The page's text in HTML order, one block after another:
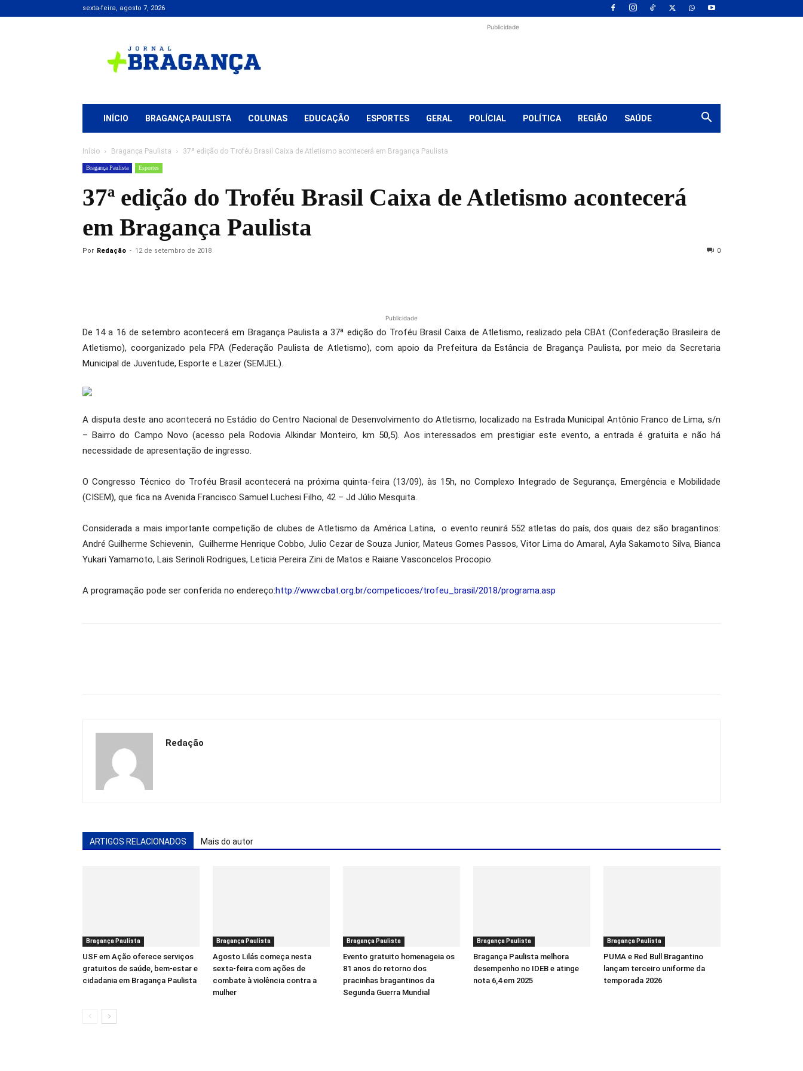
sexta-feira, agosto 7, 2026
+
Bragança
Publicidade
INÍCIO BRAGANÇA PAULISTA COLUNAS EDUCAÇÃO ESPORTES GERAL POLÍCIAL POLÍTICA REGIÃO SAÚDE
Início Bragança Paulista 37ª edição do Troféu Brasil Caixa de Atletismo acontecerá em Bragança Paulista
Bragança Paulista Esportes
37ª edição do Troféu Brasil Caixa de Atletismo acontecerá
em Bragança Paulista
Por Redação - 12 de setembro de 2018 0
Publicidade
De 14 a 16 de setembro acontecerá em Bragança Paulista a 37ª edição do Troféu Brasil Caixa de Atletismo, realizado pela CBAt (Confederação Brasileira de
Atletismo), coorganizado pela FPA (Federação Paulista de Atletismo), com apoio da Prefeitura da Estância de Bragança Paulista, por meio da Secretaria
Municipal de Juventude, Esporte e Lazer (SEMJEL).
A disputa deste ano acontecerá no Estádio do Centro Nacional de Desenvolvimento do Atletismo, localizado na Estrada Municipal Antônio Franco de Lima, s/n
– Bairro do Campo Novo (acesso pela Rodovia Alkindar Monteiro, km 50,5). Aos interessados em prestigiar este evento, a entrada é gratuita e não há
necessidade de apresentação de ingresso.
O Congresso Técnico do Troféu Brasil acontecerá na próxima quinta-feira (13/09), às 15h, no Complexo Integrado de Segurança, Emergência e Mobilidade
(CISEM), que fica na Avenida Francisco Samuel Luchesi Filho, 42 – Jd Júlio Mesquita.
Considerada a mais importante competição de clubes de Atletismo da América Latina, o evento reunirá 552 atletas do país, dos quais dez são bragantinos:
André Guilherme Schievenin, Guilherme Henrique Cobbo, Julio Cezar de Souza Junior, Mateus Gomes Passos, Vitor Lima do Amaral, Ayla Sakamoto Silva, Bianca
Yukari Yamamoto, Lais Serinoli Rodrigues, Leticia Pereira Zini de Matos e Raiane Vasconcelos Procopio.
A programação pode ser conferida no endereço:http://www.cbat.org.br/competicoes/trofeu_brasil/2018/programa.asp
Redação
ARTIGOS RELACIONADOS Mais do autor
Bragança Paulista
USF em Ação oferece serviços
gratuitos de saúde, bem-estar e
cidadania em Bragança Paulista
Bragança Paulista
Agosto Lilás começa nesta
sexta-feira com ações de
combate à violência contra a
mulher
Bragança Paulista
Evento gratuito homenageia os
81 anos do retorno dos
pracinhas bragantinos da
Segunda Guerra Mundial
Bragança Paulista
Bragança Paulista melhora
desempenho no IDEB e atinge
nota 6,4 em 2025
Bragança Paulista
PUMA e Red Bull Bragantino
lançam terceiro uniforme da
temporada 2026